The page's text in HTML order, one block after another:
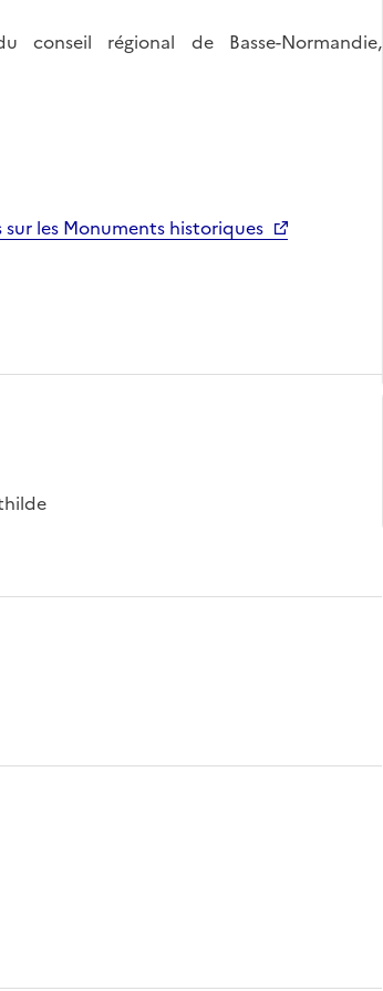
conseil régional de Basse-Normandie,
les Monuments historiques